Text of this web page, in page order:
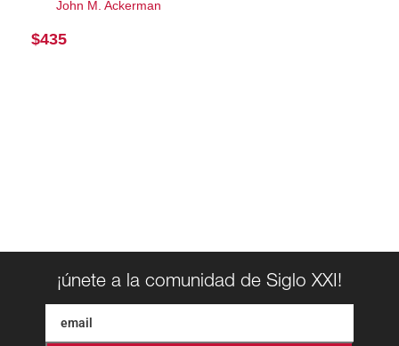
John M. Ackerman
$435
¡únete a la comunidad de Siglo XXI!